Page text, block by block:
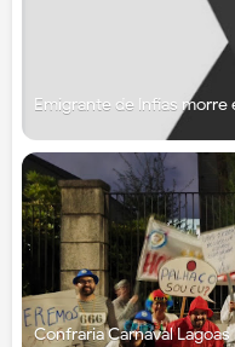
Emigrante de Infias
Confraria Carnaval